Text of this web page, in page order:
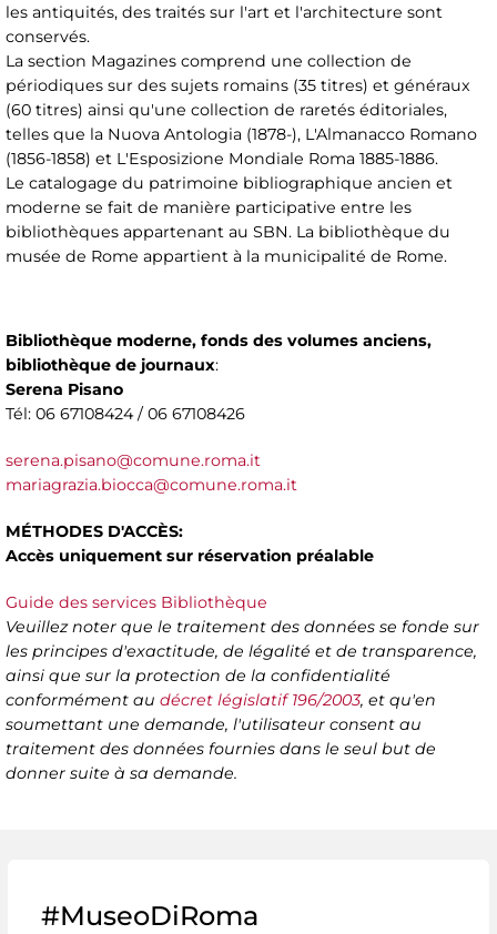
les antiquités, des traités sur l'art et l'architecture sont
conservés.
La section Magazines comprend une collection de
périodiques sur des sujets romains (35 titres) et généraux
(60 titres) ainsi qu'une collection de raretés éditoriales,
telles que la Nuova Antologia (1878-), L'Almanacco Romano
(1856-1858) et L'Esposizione Mondiale Roma 1885-1886.
Le catalogage du patrimoine bibliographique ancien et
moderne se fait de manière participative entre les
bibliothèques appartenant au SBN. La bibliothèque du
musée de Rome appartient à la municipalité de Rome.
Bibliothèque moderne, fonds des volumes anciens,
bibliothèque de journaux:
Serena Pisano
Tél: 06 67108424 / 06 67108426
serena.pisano@comune.roma.it
mariagrazia.biocca@comune.roma.it
MÉTHODES D'ACCÈS:
Accès uniquement sur réservation préalable
Guide des services Bibliothèque
Veuillez noter que le traitement des données se fonde sur
les principes d'exactitude, de légalité et de transparence,
ainsi que sur la protection de la confidentialité
conformément au décret législatif 196/2003, et qu'en
soumettant une demande, l'utilisateur consent au
traitement des données fournies dans le seul but de
donner suite à sa demande.
#MuseoDiRoma